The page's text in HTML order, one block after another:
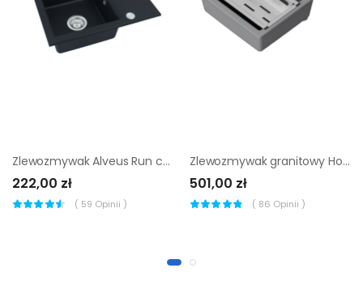
Zlewozmywak Alveus Run czarny bateria inox
222,00 zł
( 59 Opinii )
Zlewozmywak granitowy Horizon 1-komorowy z ociekaczem titan
501,00 zł
( 86 Opinii )